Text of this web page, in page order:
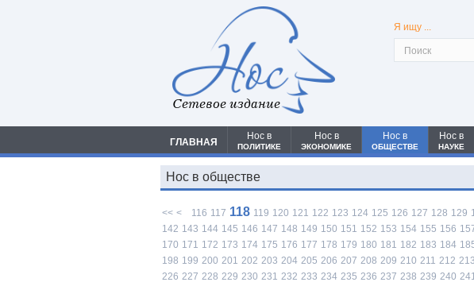
Сетевое издание
Я ищу ...
ГЛАВНАЯ
Нос в
ПОЛИТИКЕ
Нос в
ЭКОНОМИКЕ
Нос в
ОБЩЕСТВЕ
Нос в
НАУКЕ
Нос в обществе
<< < 116 117 118 119 120 121 122 123 124 125 126 127 128 129
142 143 144 145 146 147 148 149 150 151 152 153 154 155 156
170 171 172 173 174 175 176 177 178 179 180 181 182 183 184
198 199 200 201 202 203 204 205 206 207 208 209 210 211 212 213
226 227 228 229 230 231 232 233 234 235 236 237 238 239 240